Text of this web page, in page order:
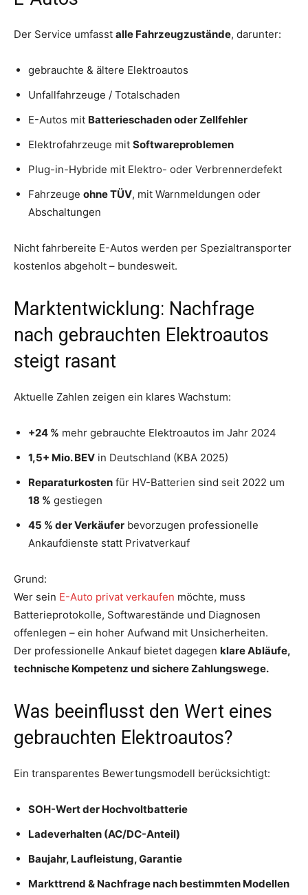
Der Service umfasst alle Fahrzeugzustände, darunter:
gebrauchte & ältere Elektroautos
Unfallfahrzeuge / Totalschaden
E-Autos mit Batterieschaden oder Zellfehler
Elektrofahrzeuge mit Softwareproblemen
Plug-in-Hybride mit Elektro- oder Verbrennerdefekt
Fahrzeuge ohne TÜV, mit Warnmeldungen oder
Abschaltungen
Nicht fahrbereite E-Autos werden per Spezialtransporter
kostenlos abgeholt – bundesweit.
Marktentwicklung: Nachfrage
nach gebrauchten Elektroautos
steigt rasant
Aktuelle Zahlen zeigen ein klares Wachstum:
+24 % mehr gebrauchte Elektroautos im Jahr 2024
1,5+ Mio. BEV in Deutschland (KBA 2025)
Reparaturkosten für HV-Batterien sind seit 2022 um
18 % gestiegen
45 % der Verkäufer bevorzugen professionelle
Ankaufdienste statt Privatverkauf
Grund:
Wer sein E-Auto privat verkaufen möchte, muss
Batterieprotokolle, Softwarestände und Diagnosen
offenlegen – ein hoher Aufwand mit Unsicherheiten.
Der professionelle Ankauf bietet dagegen klare Abläufe,
technische Kompetenz und sichere Zahlungswege.
Was beeinflusst den Wert eines
gebrauchten Elektroautos?
Ein transparentes Bewertungsmodell berücksichtigt:
SOH-Wert der Hochvoltbatterie
Ladeverhalten (AC/DC-Anteil)
Baujahr, Laufleistung, Garantie
Markttrend & Nachfrage nach bestimmten Modellen